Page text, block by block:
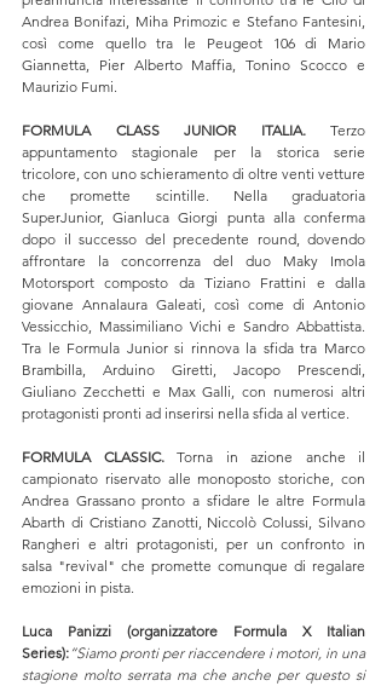
Andrea Bonifazi, Miha Primozic e Stefano Fantesini,
così come quello tra le Peugeot 106 di Mario
Giannetta, Pier Alberto Maffia, Tonino Scocco e
Maurizio Fumi.
FORMULA CLASS JUNIOR ITALIA. Terzo
appuntamento stagionale per la storica serie
tricolore, con uno schieramento di oltre venti vetture
che promette scintille. Nella graduatoria
SuperJunior, Gianluca Giorgi punta alla conferma
dopo il successo del precedente round, dovendo
affrontare la concorrenza del duo Maky Imola
Motorsport composto da Tiziano Frattini e dalla
giovane Annalaura Galeati, così come di Antonio
Vessicchio, Massimiliano Vichi e Sandro Abbattista.
Tra le Formula Junior si rinnova la sfida tra Marco
Brambilla, Arduino Giretti, Jacopo Prescendi,
Giuliano Zecchetti e Max Galli, con numerosi altri
protagonisti pronti ad inserirsi nella sfida al vertice.
FORMULA CLASSIC. Torna in azione anche il
campionato riservato alle monoposto storiche, con
Andrea Grassano pronto a sfidare le altre Formula
Abarth di Cristiano Zanotti, Niccolò Colussi, Silvano
Rangheri e altri protagonisti, per un confronto in
salsa "revival" che promette comunque di regalare
emozioni in pista.
Luca Panizzi (organizzatore Formula X Italian
Series): “Siamo pronti per riaccendere i motori, in una
stagione molto serrata ma che anche per questo si